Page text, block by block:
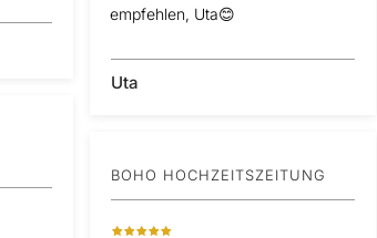
empfehlen, Uta😊
Uta
BOHO HOCHZEITSZEITUNG